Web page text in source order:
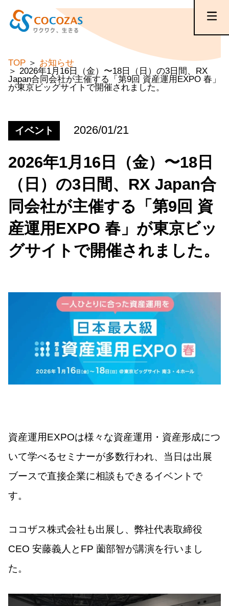
TOP
お知らせ
2026年1月16日（金）〜18日（日）の3日間、RX
Japan合同会社が主催する「第9回 資産運用EXPO 春」
が東京ビッグサイトで開催されました。
イベント 2026/01/21
2026年1月16日（金）〜18日
（日）の3日間、RX Japan合
同会社が主催する「第9回 資
産運用EXPO 春」が東京ビッ
グサイトで開催されました。
資産運用EXPOは様々な資産運用・資産形成につ
いて学べるセミナーが多数行われ、当日は出展
ブースで直接企業に相談もできるイベントで
す。
ココザス株式会社も出展し、弊社代表取締役
CEO 安藤義人とFP 薗部智が講演を行いまし
た。